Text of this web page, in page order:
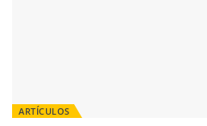
ARTÍCULOS